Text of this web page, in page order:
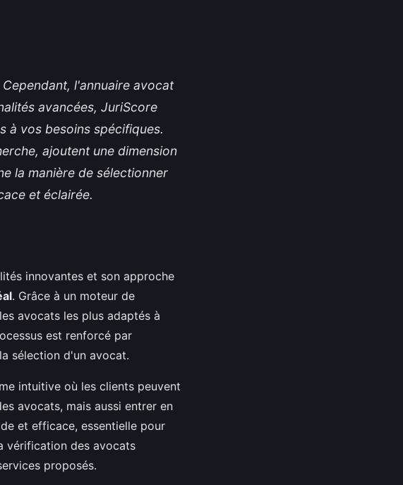
l'annuaire avocat
avancées, JuriScore
à vos besoins spécifiques.
ajoutent une dimension
la manière de sélectionner
et éclairée.
innovantes et son approche
. Grâce à un moteur de
avocats les plus adaptés à
est renforcé par
sélection d'un avocat.
intuitive où les clients peuvent
avocats, mais aussi entrer en
et efficace, essentielle pour
vérification des avocats
proposés.